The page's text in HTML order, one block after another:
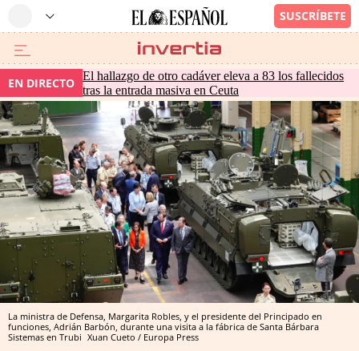
EN DIRECTO El hallazgo de otro cadáver eleva a 83 los fallecidos
tras la entrada masiva en Ceuta
La ministra de Defensa, Margarita Robles, y el presidente del Principado en
funciones, Adrián Barbón, durante una visita a la fábrica de Santa Bárbara
Sistemas en Trubi Xuan Cueto / Europa Press